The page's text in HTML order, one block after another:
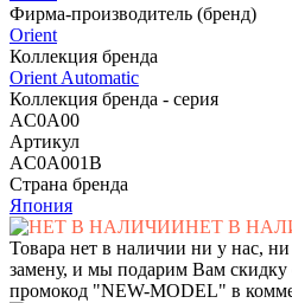
Фирма-производитель (бренд)
Orient
Коллекция бренда
Orient Automatic
Коллекция бренда - серия
AC0A00
Артикул
AC0A001B
Страна бренда
Япония
НЕТ В
Товара нет в наличии ни у нас,
замену, и мы подарим Вам скидку
промокод "NEW-MODEL" в